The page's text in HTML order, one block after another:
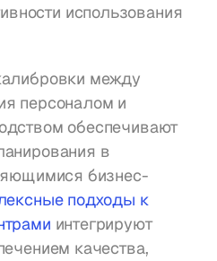
использования
между
персоналом и
обеспечивают
в
бизнес-
подходы к
интегрируют
качества,